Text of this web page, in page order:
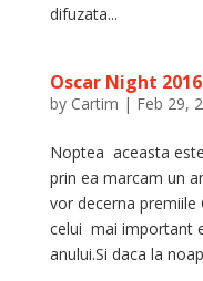
difuzata...
Oscar Night 2016
by Cartim | Feb 29,
Noptea aceasta
prin ea marcam un
vor decerna premiile
celui mai important
anului.Si daca la